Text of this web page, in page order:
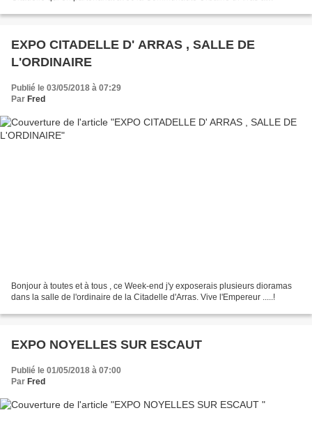
EXPO CITADELLE D' ARRAS , SALLE DE
L'ORDINAIRE
Publié le 03/05/2018 à 07:29
Par Fred
Bonjour à toutes et à tous , ce Week-end j'y exposerais plusieurs dioramas
dans la salle de l'ordinaire de la Citadelle d'Arras. Vive l'Empereur .....!
EXPO NOYELLES SUR ESCAUT
Publié le 01/05/2018 à 07:00
Par Fred